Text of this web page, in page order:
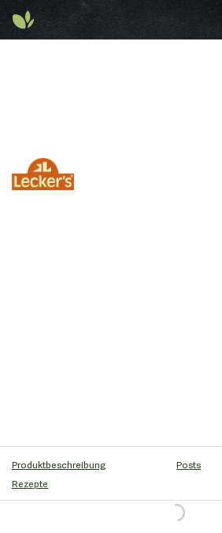
Produktbeschreibung
Posts
Rezepte